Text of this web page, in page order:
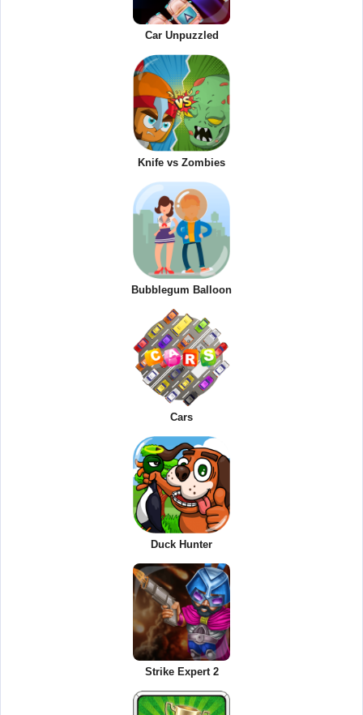
Car Unpuzzled
Knife vs Zombies
Bubblegum Balloon
Cars
Duck Hunter
Strike Expert 2